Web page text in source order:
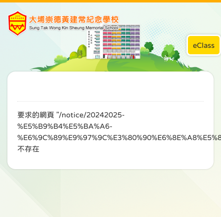
eClass
要求的網頁 "/notice/20242025-
%E5%B9%B4%E5%BA%A6-
不存在